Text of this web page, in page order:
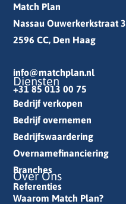
Match Plan
Nassau Ouwerkerkstraat 3
2596 CC, Den Haag
info@matchplan.nl
+31 85 013 00 75
Diensten
Bedrijf verkopen
Bedrijf overnemen
Bedrijfswaardering
Overnamefinanciering
Branches
Referenties
Over Ons
Waarom Match Plan?